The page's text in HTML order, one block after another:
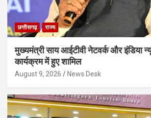
छत्तीसगढ़ राज्य
मुख्यमंत्री साय आईटीवी नेटवर्क और इंडिया
कार्यक्रम में हुए शामिल
August 9, 2026 News Desk